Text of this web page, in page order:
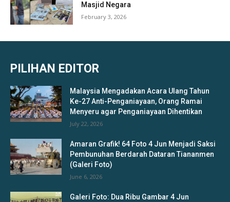
Masjid Negara
February 3, 2026
PILIHAN EDITOR
Malaysia Mengadakan Acara Ulang Tahun
Ke-27 Anti-Penganiayaan, Orang Ramai
Menyeru agar Penganiayaan Dihentikan
July 22, 2026
Amaran Grafik! 64 Foto 4 Jun Menjadi Saksi
Pembunuhan Berdarah Dataran Tiananmen
(Galeri Foto)
June 6, 2026
Galeri Foto: Dua Ribu Gambar 4 Jun